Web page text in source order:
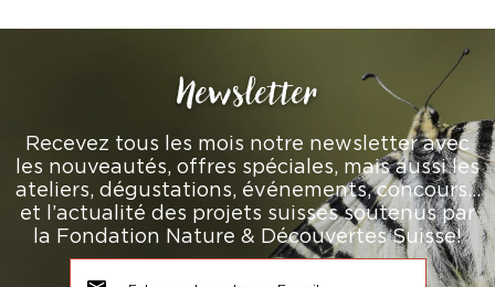
Newsletter
Recevez tous les mois notre newsletter avec
les nouveautés, offres spéciales, mais aussi les
ateliers, dégustations, événements, concours…
et l’actualité des projets suisses soutenus par
la Fondation Nature & Découvertes Suisse!